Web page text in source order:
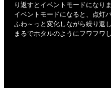
り返すとイベントモードになりま
イベントモードになると、点灯
ふわ～っと変化しながら繰り返し
まるでホタルのようにフワフワ